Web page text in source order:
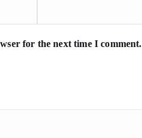
for the next time I comment.